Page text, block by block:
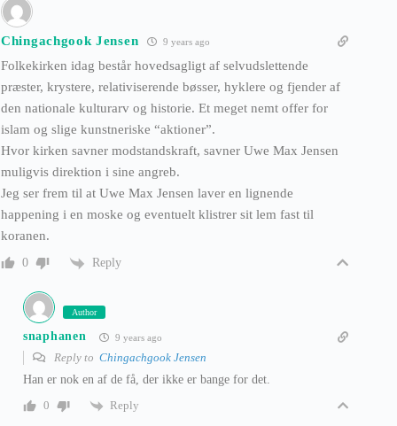
Chingachgook Jensen 9 years ago
Folkekirken idag består hovedsagligt af selvudslettende
præster, krystere, relativiserende bøsser, hyklere og fjender af
den nationale kulturarv og historie. Et meget nemt offer for
islam og slige kunstneriske “aktioner”.
Hvor kirken savner modstandskraft, savner Uwe Max Jensen
muligvis direktion i sine angreb.
Jeg ser frem til at Uwe Max Jensen laver en lignende
happening i en moske og eventuelt klistrer sit lem fast til
koranen.
0 Reply
Author
snaphanen 9 years ago
Reply to Chingachgook Jensen
Han er nok en af de få, der ikke er bange for det.
0
Reply